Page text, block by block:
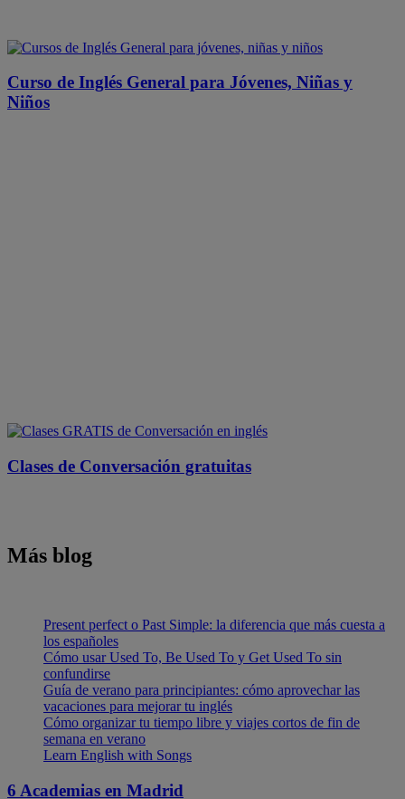
Curso de Inglés General para Jóvenes, Niñas y
Niños
Clases de Conversación gratuitas
Más blog
Present perfect o Past Simple: la diferencia que más cuesta a
los españoles
Cómo usar Used To, Be Used To y Get Used To sin
confundirse
Guía de verano para principiantes: cómo aprovechar las
vacaciones para mejorar tu inglés
Cómo organizar tu tiempo libre y viajes cortos de fin de
semana en verano
Learn English with Songs
6 Academias en Madrid